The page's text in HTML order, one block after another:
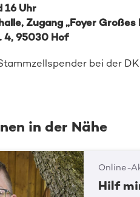
16 Uhr
Zugang „Foyer Großes
4, 95030 Hof
bei der
in der Nähe
Online-
Hilf